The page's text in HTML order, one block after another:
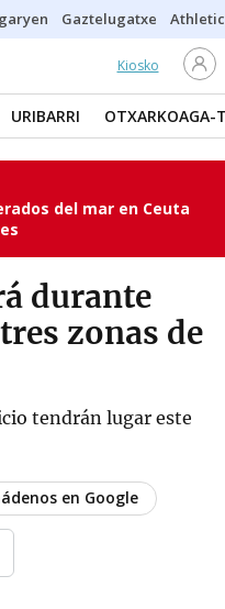
Gaztelugatxe Athletic
Kiosko
URIBARRI OTXARKOAGA-
del mar en Ceuta
durante
zonas de
tendrán lugar este
en Google